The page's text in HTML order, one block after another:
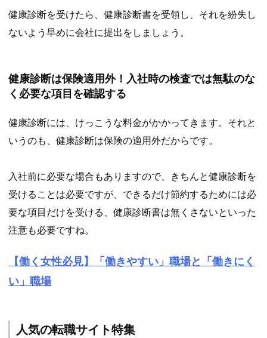
健康診断を受けたら、健康診断書を受領し、それを紛失し
ないよう早めに会社に提出をしましょう。
健康診断は保険適用外！入社時の検査では無駄のな
く必要な項目を確認する
健康診断には、けっこうな料金がかかってきます。それと
いうのも、健康診断は保険の適用外だからです。
入社前に必要な場合もありますので、きちんと健康診断を
受けることは必要ですが、できるだけ節約するためには必
要な項目だけを受ける、健康診断書は無くさないといった
注意も必要ですね。
【働く女性必見】「働きやすい」職場と「働きにく
い」職場
人気の転職サイト特集